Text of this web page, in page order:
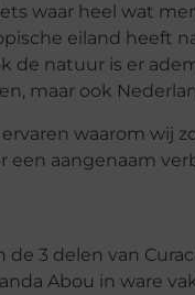
waar heel wat
eiland heeft
de natuur is er
maar ook
waarom wij
aangenaam
3 delen van
Abou in ware